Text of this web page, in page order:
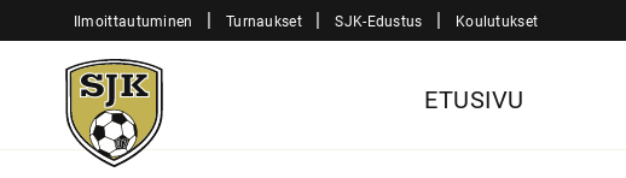
sisältöön
Ilmoittautuminen | Turnaukset | SJK-Edustus | Koulutukset
Sjk-
Juniorit
ETUSIVU